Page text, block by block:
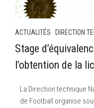
ACTUALITÉS · DIRECTION
Stage
l’obtention de la
La Direction technique
de Football organise